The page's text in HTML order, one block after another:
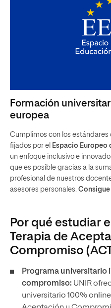
Formación
europea
Cumplimos con los estándares
fijados por el Espacio Europeo
un enfoque inclusivo e
que es posible gracias a la
profesional de nuestros
asesores personales.
Por qué estudiar
Terapia de
Compromiso
Programa universitario
compromiso: UNIR
universitario 100%